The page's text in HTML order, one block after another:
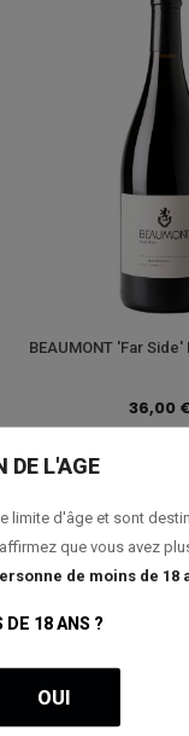
DE L'AGE
limite d'âge et sont
que vous avez
de moins de 18
DE 18 ANS ?
OUI
BEAUMONT 'Far
36,00